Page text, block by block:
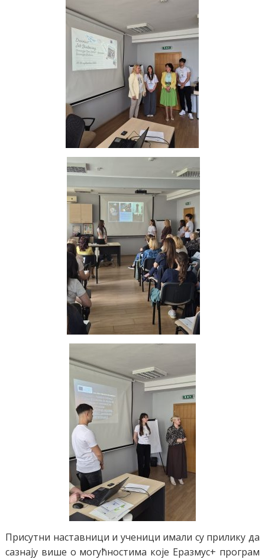
Присутни наставници и ученици имали су прилику да
сазнају више о могућностима које Еразмус+ програм